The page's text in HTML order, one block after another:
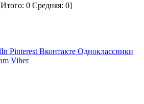
0Средняя: 0]
Pinterest Вконтакте Одноклассники
Viber